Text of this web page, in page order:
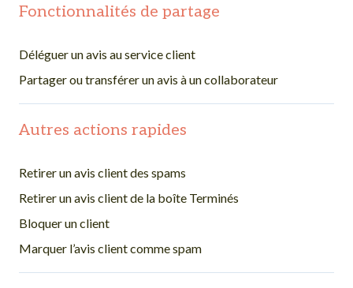
Fonctionnalités de partage
Déléguer un avis au service client
Partager ou transférer un avis à un collaborateur
Autres actions rapides
Retirer un avis client des spams
Retirer un avis client de la boîte Terminés
Bloquer un client
Marquer l’avis client comme spam